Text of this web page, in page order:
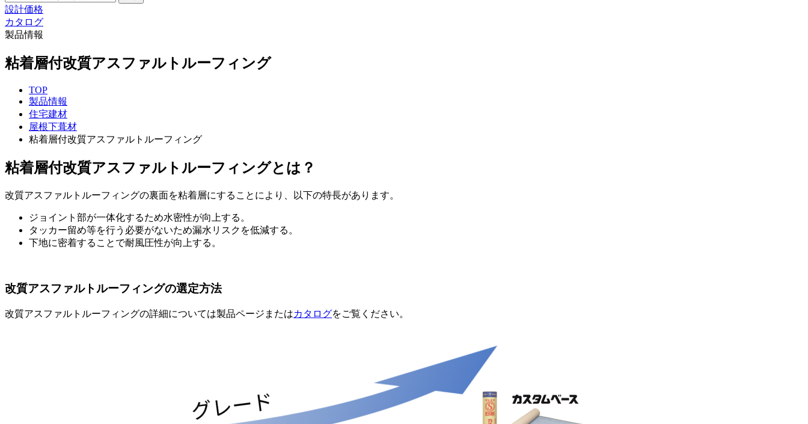
設計価格
カタログ
製品情報
粘着層付改質アスファルトルーフィング
TOP
製品情報
住宅建材
屋根下葺材
粘着層付改質アスファルトルーフィング
粘着層付改質アスファルトルーフィングとは？
改質アスファルトルーフィングの裏面を粘着層にすることにより、以下の特長があります。
ジョイント部が一体化するため水密性が向上する。
タッカー留め等を行う必要がないため漏水リスクを低減する。
下地に密着することで耐風圧性が向上する。
改質アスファルトルーフィングの選定方法
改質アスファルトルーフィングの詳細については製品ページまたはカタログをご覧ください。